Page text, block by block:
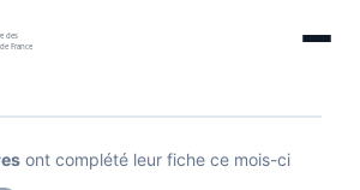
ont complété leur fiche ce mois-ci